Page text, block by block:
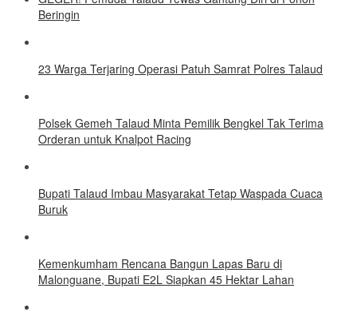
Beringin
23 Warga Terjaring Operasi Patuh Samrat Polres Talaud
Polsek Gemeh Talaud Minta Pemilik Bengkel Tak Terima
Orderan untuk Knalpot Racing
Bupati Talaud Imbau Masyarakat Tetap Waspada Cuaca
Buruk
Kemenkumham Rencana Bangun Lapas Baru di
Malonguane, Bupati E2L Siapkan 45 Hektar Lahan